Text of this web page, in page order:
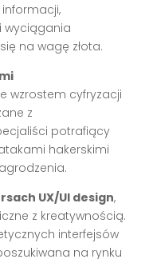
wyciągania
na wagę złota.
wzrostem cyfryzacji
z
potrafiący
hakerskimi
UX/UI design,
z kreatywnością.
interfejsów
na rynku